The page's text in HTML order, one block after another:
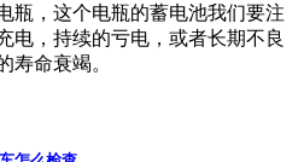
瓶，这个电瓶的蓄电池我们要注
电，持续的亏电，或者长期不良
寿命衰竭。